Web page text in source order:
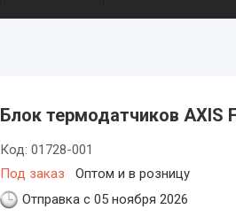
Блок термодатчиков AXIS
Под заказ Оптом и в розницу
Код:01728-001
Отправка с 05 ноября 2026